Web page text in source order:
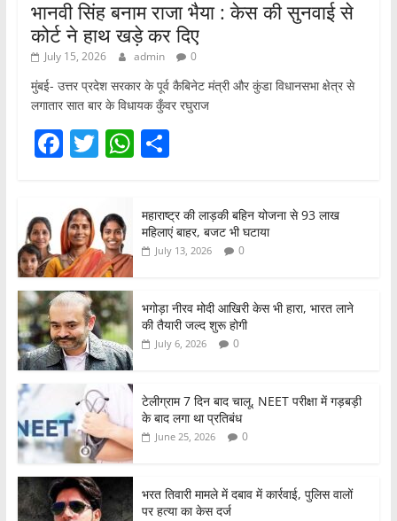
भानवी सिंह बनाम राजा भैया : केस की सुनवाई से
कोर्ट ने हाथ खड़े कर दिए
July 15, 2026 admin 0
मुंबई- उत्तर प्रदेश सरकार के पूर्व कैबिनेट मंत्री और कुंडा विधानसभा क्षेत्र से
लगातार सात बार के विधायक कुँवर रघुराज
F
c
e
b
o
o
k
T
er
W
s
A
p
S
ar
e
महाराष्ट्र की लाड़की बहिन योजना से 93 लाख
महिलाएं बाहर, बजट भी घटाया
July 13, 2026 0
भगोड़ा नीरव मोदी आखिरी केस भी हारा, भारत लाने
की तैयारी जल्द शुरू होगी
July 6, 2026 0
टेलीग्राम 7 दिन बाद चालू, NEET परीक्षा में गड़बड़ी
के बाद लगा था प्रतिबंध
June 25, 2026 0
भरत तिवारी मामले में दबाव में कार्रवाई, पुलिस वालों
पर हत्या का केस दर्ज